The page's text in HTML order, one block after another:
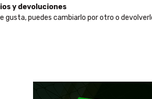
y devoluciones
gusta, puedes cambiarlo por otro o